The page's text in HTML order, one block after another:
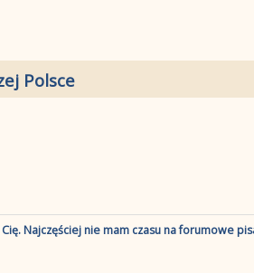
Polsce
Najczęściej nie mam czasu na forumowe